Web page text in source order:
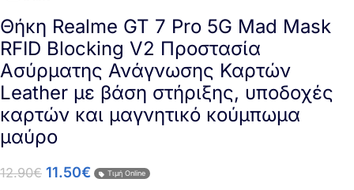
Θήκη Realme GT 7 Pro 5G Mad Mask
RFID Blocking V2 Προστασία
Ασύρματης Ανάγνωσης Καρτών
Leather με βάση στήριξης, υποδοχές
καρτών και μαγνητικό κούμπωμα
μαύρο
12.90€ 11.50€ Τιμή Online